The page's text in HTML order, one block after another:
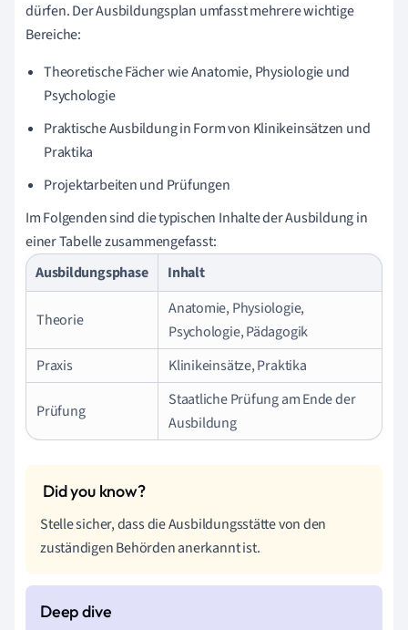
dürfen. Der Ausbildungsplan umfasst mehrere wichtige
Bereiche:
Theoretische Fächer wie Anatomie, Physiologie und
Psychologie
Praktische Ausbildung in Form von Klinikeinsätzen und
Praktika
Projektarbeiten und Prüfungen
Im Folgenden sind die typischen Inhalte der Ausbildung in
einer Tabelle zusammengefasst:
Ausbildungsphase
Inhalt
Theorie
Anatomie, Physiologie,
Psychologie, Pädagogik
Praxis
Klinikeinsätze, Praktika
Prüfung
Staatliche Prüfung am Ende der
Ausbildung
Stelle sicher, dass die Ausbildungsstätte von den
zuständigen Behörden anerkannt ist.